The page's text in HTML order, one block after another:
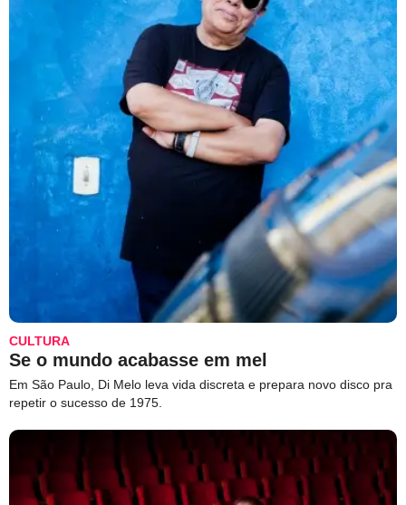
CULTURA
Se o mundo acabasse em mel
Em São Paulo, Di Melo leva vida discreta e prepara novo disco pra
repetir o sucesso de 1975.